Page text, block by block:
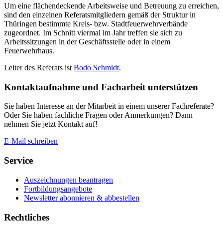
Um eine flächendeckende Arbeitsweise und Betreuung zu erreichen,
sind den einzelnen Referatsmitgliedern gemäß der Struktur in
Thüringen bestimmte Kreis- bzw. Stadtfeuerwehrverbände
zugeordnet. Im Schnitt viermal im Jahr treffen sie sich zu
Arbeitssitzungen in der Geschäftsstelle oder in einem
Feuerwehrhaus.
Leiter des Referats ist Bodo Schmidt.
Kontaktaufnahme und Facharbeit unterstützen
Sie haben Interesse an der Mitarbeit in einem unserer Fachreferate?
Oder Sie haben fachliche Fragen oder Anmerkungen? Dann
nehmen Sie jetzt Kontakt auf!
E-Mail schreiben
Service
Auszeichnungen beantragen
Fortbildungsangebote
Newsletter abonnieren & abbestellen
Rechtliches